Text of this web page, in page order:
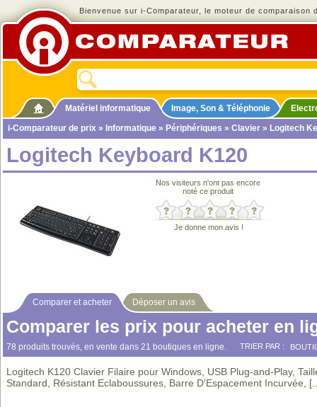
Bienvenue sur i-Comparateur, le moteur de comparaison
Matériel informatique Image, Son & Téléphonie
i-Comparateur de prix » Informatique » Périphériques » Clavier » Logitech
Logitech Keyboard K120
Nos visiteurs n'ont pas encore
noté ce produit
Je donne mon avis !
Comparer et acheter Déposer un avis
Comparer les prix pour acheter en
78 produits trouvés, en vente dans 21 boutiques en ligne. TRIER PAR :
Logitech K120 Clavier Filaire pour Windows, USB Plug-and-Play,
Standard, Résistant Eclaboussures, Barre D'Espacement Incurvée,